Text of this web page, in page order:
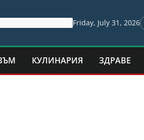
Friday, July 31, 2026
КУЛИНАРИЯ ЗДРАВЕ